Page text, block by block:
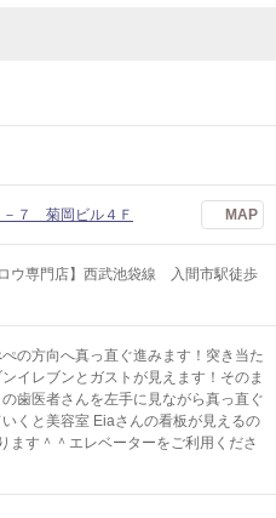
－７ 菊岡ビル４Ｆ MAP
ウ専門店】西武池袋線 入間市駅徒歩
の方向へ真っ直ぐ進みます！突き当た
イレブンとガストが見えます！そのま
歯医者さんを左手に見ながら真っ直ぐ
くと美容室 Eiaさんの看板が見えるの
ます＾＾エレベーターをご利用くださ